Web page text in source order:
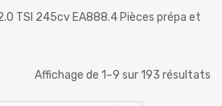
2.0 TSI 245cv EA888.4 Pièces prépa et
Affichage de 1–9 sur 193 résultats